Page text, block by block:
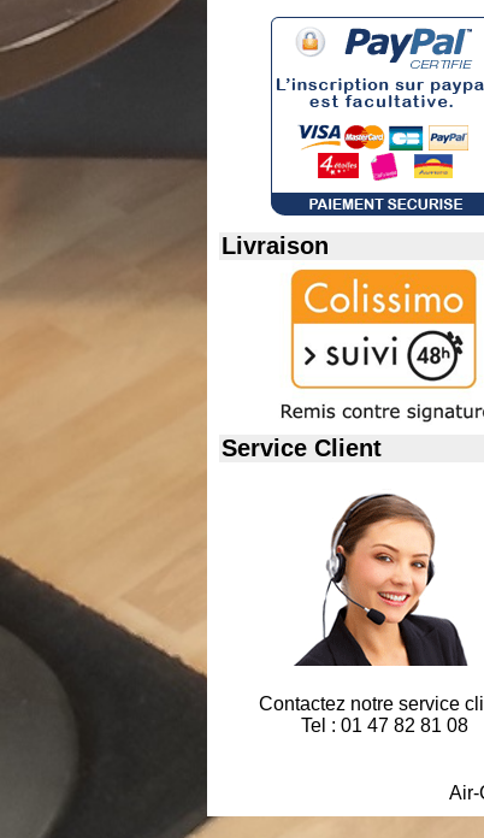
Livraison
Service Client
Contactez notre service
Tel : 01 47 82 81 08
Air-